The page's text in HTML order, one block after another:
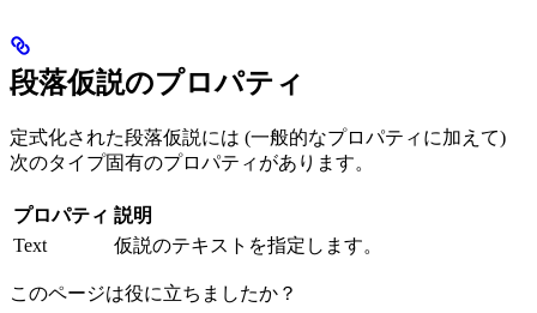
段落仮説のプロパティ
定式化された段落仮説には (一般的なプロパティに加えて)
次のタイプ固有のプロパティがあります。
プロパティ 説明
Text
仮説のテキストを指定します。
このページは役に立ちましたか？